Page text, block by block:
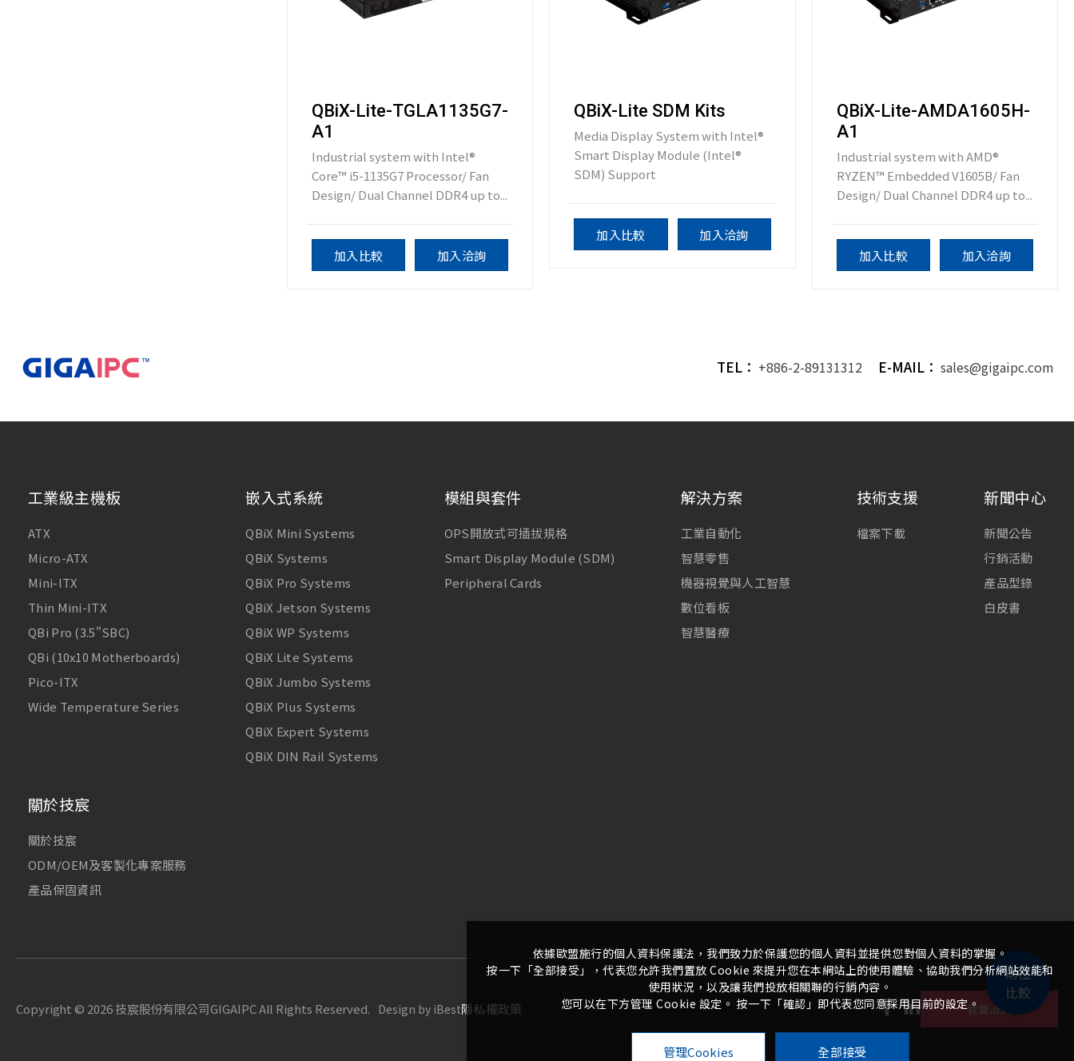
前往
比較
QBiX-Lite-TGLA1135G7-
A1
Industrial system with Intel®
Core™ i5-1135G7 Processor/ Fan
Design/ Dual Channel DDR4 up to...
加入比較 加入洽詢
QBiX-Lite SDM Kits
Media Display System with Intel®
Smart Display Module (Intel®
SDM) Support
加入比較 加入洽詢
QBiX-Lite-AMDA1605H-
A1
Industrial system with AMD®
RYZEN™ Embedded V1605B/ Fan
Design/ Dual Channel DDR4 up to...
加入比較 加入洽詢
TEL： +886-2-89131312 E-MAIL： sales@gigaipc.com
工業級主機板
ATX
Micro-ATX
Mini-ITX
Thin Mini-ITX
QBi Pro (3.5"SBC)
QBi (10x10 Motherboards)
Pico-ITX
Wide Temperature Series
嵌入式系統
QBiX Mini Systems
QBiX Systems
QBiX Pro Systems
QBiX Jetson Systems
QBiX WP Systems
QBiX Lite Systems
QBiX Jumbo Systems
QBiX Plus Systems
QBiX Expert Systems
QBiX DIN Rail Systems
模組與套件
OPS開放式可插拔規格
Smart Display Module (SDM)
Peripheral Cards
解決方案
工業自動化
智慧零售
機器視覺與人工智慧
數位看板
智慧醫療
技術支援
檔案下載
新聞中心
新聞公告
行銷活動
產品型錄
白皮書
關於技宸
關於技宸
ODM/OEM及客製化專案服務
產品保固資訊
Copyright © 2026技宸股份有限公司GIGAIPCAll Rights Reserved. Design by iBest隱私權政策 我要洽詢
依據歐盟施行的個人資料保護法，我們致力於保護您的個人資料並提供您對個人資料的掌握。
按一下「全部接受」，代表您允許我們置放 Cookie 來提升您在本網站上的使用體驗、協助我們分析網站效能和
使用狀況，以及讓我們投放相關聯的行銷內容。
您可以在下方管理 Cookie 設定。 按一下「確認」即代表您同意採用目前的設定。
管理Cookies 全部接受